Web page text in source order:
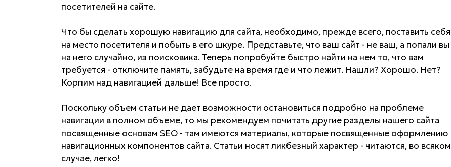
посетителей на сайте.
Что бы сделать хорошую навигацию для сайта, необходимо, прежде всего, поставить себя
на место посетителя и побыть в его шкуре. Представьте, что ваш сайт - не ваш, а попали вы
на него случайно, из поисковика. Теперь попробуйте быстро найти на нем то, что вам
требуется - отключите память, забудьте на время где и что лежит. Нашли? Хорошо. Нет?
Корпим над навигацией дальше! Все просто.
Поскольку объем статьи не дает возможности остановиться подробно на проблеме
навигации в полном объеме, то мы рекомендуем почитать другие разделы нашего сайта
посвященные основам SEO - там имеются материалы, которые посвященные оформлению
навигационных компонентов сайта. Статьи носят ликбезный характер - читаются, во всяком
случае, легко!